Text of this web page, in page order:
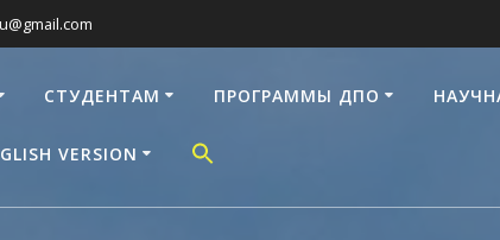
СТУДЕНТАМ ПРОГРАММЫ ДПО
VERSION